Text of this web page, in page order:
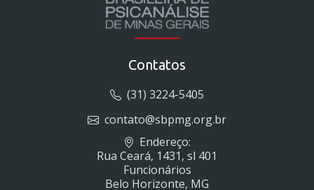
Contatos
(31) 3224-5405
contato@sbpmg.org.br
Endereço:
Rua Ceará, 1431, sl 401
Funcionários
Belo Horizonte, MG